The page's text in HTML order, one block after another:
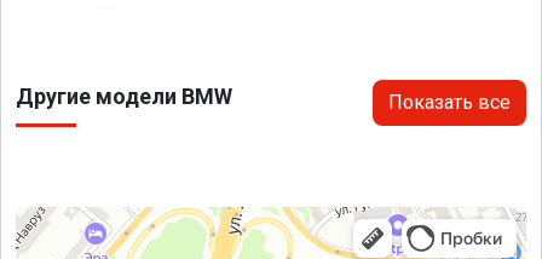
Другие модели BMW Показать все